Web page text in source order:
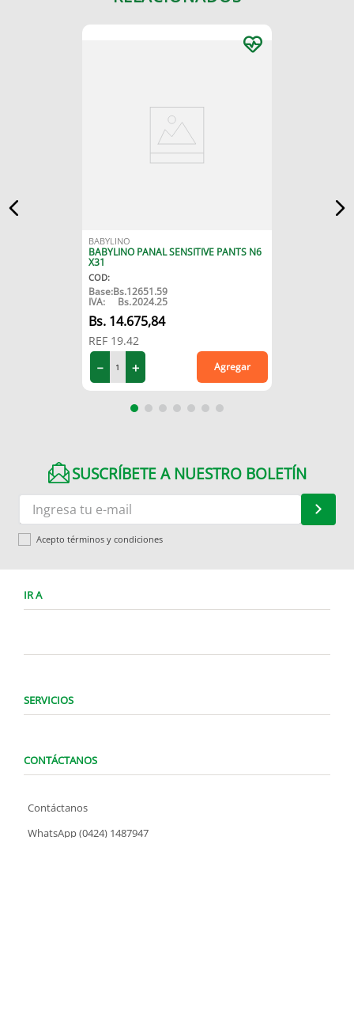
BABYLINO
BABYLINO PANAL SENSITIVE PANTS N6
X31
COD:
Base:Bs.12651.59
IVA: Bs.2024.25
14.675,84
REF 19.42
＋
－ Agregar
SUSCRÍBETE A NUESTRO BOLETÍN
Acepto términos y condiciones
IR A
SERVICIOS
CONTÁCTANOS
Contáctanos
WhatsApp (0424) 1487947